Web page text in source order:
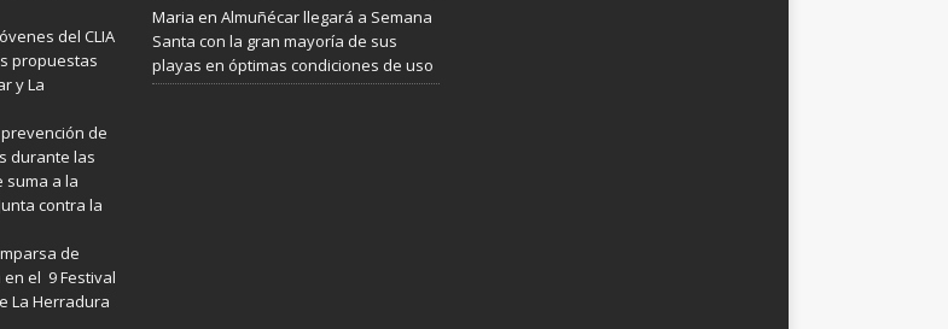
del CLIA
propuestas
y La
de
durante las
suma a la
contra la
de
el 9 Festival
La Herradura
Maria en Almuñécar llegará a Semana
Santa con la gran mayoría de sus
playas en óptimas condiciones de uso